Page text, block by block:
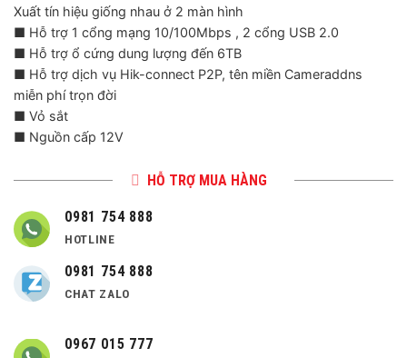
Xuất tín hiệu giống nhau ở 2 màn hình
■ Hỗ trợ 1 cổng mạng 10/100Mbps , 2 cổng USB 2.0
■ Hỗ trợ ổ cứng dung lượng đến 6TB
■ Hỗ trợ dịch vụ Hik-connect P2P, tên miền Cameraddns
miễn phí trọn đời
■ Vỏ sắt
■ Nguồn cấp 12V
HỖ TRỢ MUA HÀNG
0981 754 888
HOTLINE
0981 754 888
CHAT ZALO
0967 015 777